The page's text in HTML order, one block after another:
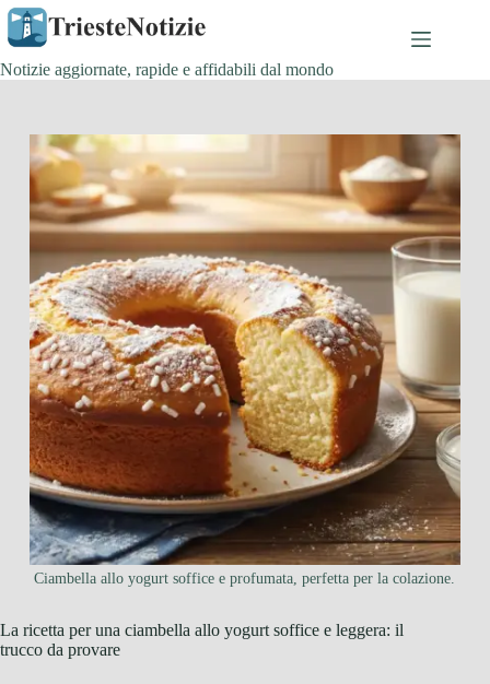
Salta
contenuto
Notizie aggiornate, rapide e affidabili dal mondo
Ciambella allo yogurt soffice e profumata, perfetta per la colazione.
La ricetta per una ciambella allo yogurt soffice e leggera: il
trucco da provare